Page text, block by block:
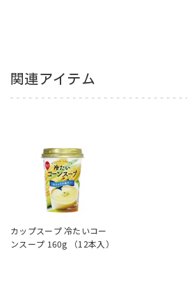
関連アイテム
カップスープ 冷たいコー
ンスープ 160g （12本入）